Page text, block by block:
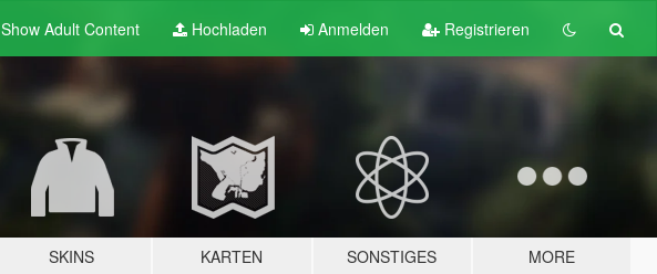
Show Adult Content Hochladen Anmelden Registrieren
SKINS KARTEN SONSTIGES MORE